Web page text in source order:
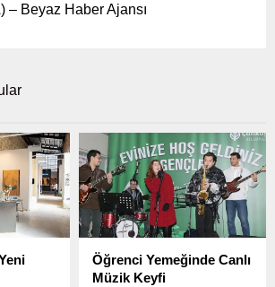
– Beyaz Haber Ajansı
Öğrenci Yemeğinde Canlı
Müzik Keyfi